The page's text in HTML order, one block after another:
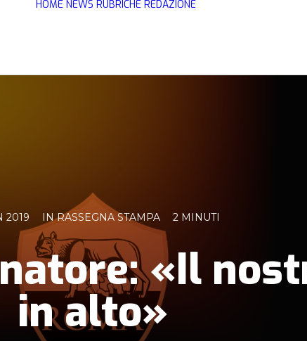
HOME NEWS RUBRICHE REDAZIONE
2019 INRASSEGNA STAMPA 2 MINUTI
«Il
in alto»